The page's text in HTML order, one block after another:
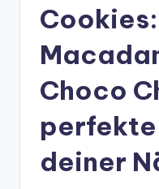
Choco
perfekte
deiner